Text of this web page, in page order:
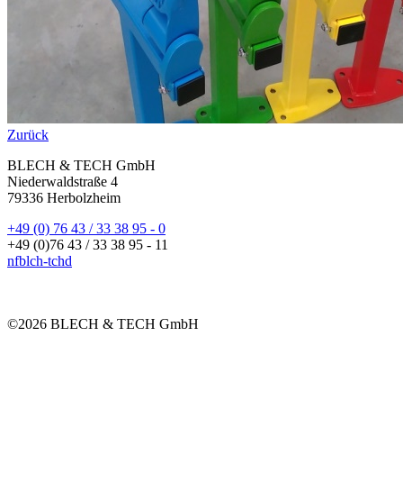
Zurück
BLECH & TECH GmbH
Niederwaldstraße 4
79336 Herbolzheim
+49 (0) 76 43 / 33 38 95 - 0
+49 (0)76 43 / 33 38 95 - 11
nfblch-tchd
©2026 BLECH & TECH GmbH